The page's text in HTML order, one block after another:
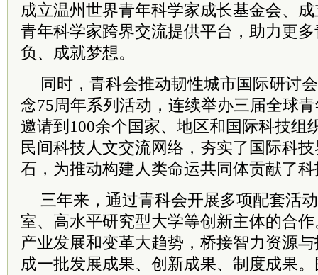
成立温州世界青年科学家成长基金会、
青年科学家跨界交流提供平台，助力更
负、成就梦想。
同时，青科会推动韧性城市国际研讨
念75周年系列活动，连续举办三届全球
邀请到100余个国家、地区和国际科技组
民间科技人文交流网络，夯实了国际科
石，为推动构建人类命运共同体贡献了
三年来，通过青科会开展多项配套活
室、高水平研究型大学等创新主体的合
产业发展和变革大趋势，桥接智力资源
成一批发展成果、创新成果、制度成果